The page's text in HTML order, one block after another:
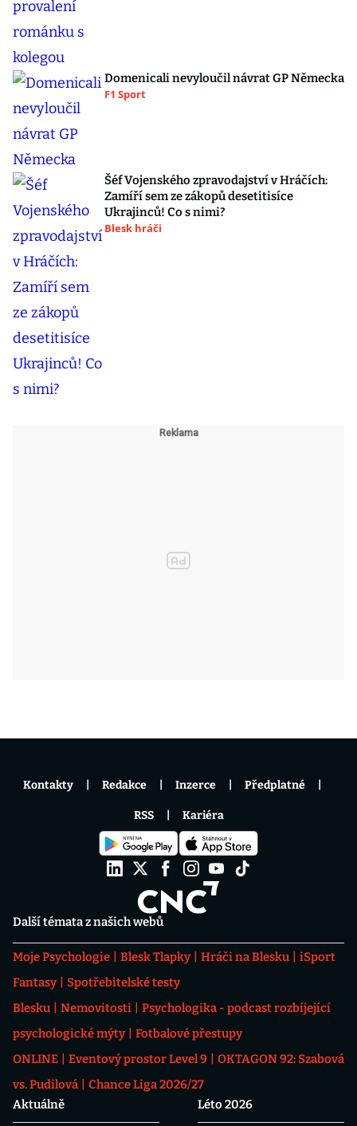
Domenicali nevyloučil návrat GP Německa
F1 Sport
Šéf Vojenského zpravodajství v Hráčích:
Zamíří sem ze zákopů desetitisíce
Ukrajinců! Co s nimi?
Blesk hráči
Další témata z našich webů
Moje Psychologie Blesk Tlapky Hráči na Blesku
iSport
Fantasy
Spotřebitelské testy
Blesku
Nemovitosti
Psychologika - podcast rozbíjející
psychologické mýty
Fotbalové přestupy
ONLINE
Eventový prostor Level 9
OKTAGON 92: Szabová
vs. Pudilová
Chance Liga 2026/27
Aktuálně
Léto 2026
Kontakty Redakce Inzerce Předplatné
RSS Kariéra